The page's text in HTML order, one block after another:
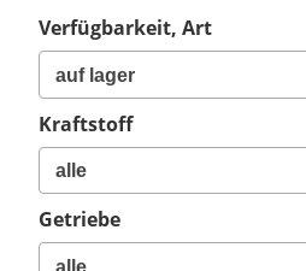
Verfügbarkeit, Art
Kraftstoff
Getriebe